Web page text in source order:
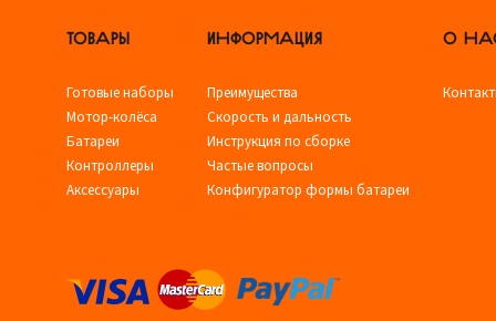
ТОВАРЫ
Готовые наборы
Мотор-колёса
Батареи
Контроллеры
Аксессуары
ИНФОРМАЦИЯ
Преимущества
Скорость и дальность
Инструкция по сборке
Частые вопросы
Конфигуратор формы батареи
О